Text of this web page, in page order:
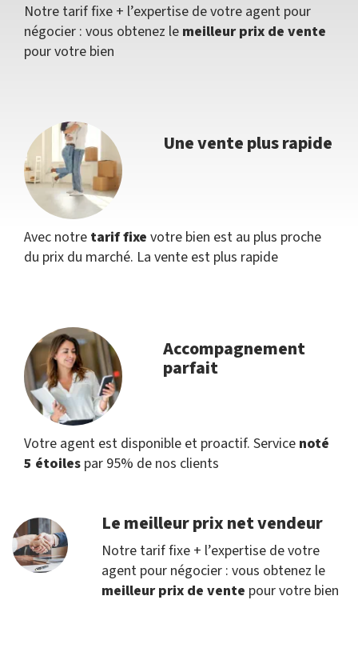
Notre tarif fixe + l’expertise de votre agent pour
négocier : vous obtenez le meilleur prix de vente
pour votre bien
Une vente plus rapide
Avec notre tarif fixe votre bien est au plus proche
du prix du marché. La vente est plus rapide
Accompagnement
parfait
Votre agent est disponible et proactif. Service noté
5 étoiles par 95% de nos clients
Le meilleur prix net vendeur
Notre tarif fixe + l’expertise de votre
agent pour négocier : vous obtenez le
meilleur prix de vente pour votre bien